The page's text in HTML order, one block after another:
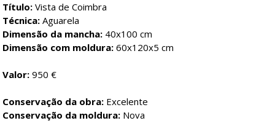
Título:Vista de Coimbra
Técnica:Aguarela
Dimensão da mancha: 40x100 cm
Dimensão com moldura:60x120x5 cm
Valor:950 €
Conservação da obra: Excelente
Conservação da moldura: Nova